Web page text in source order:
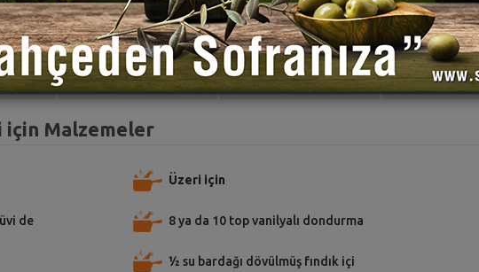
TARİFE PUAN VER TARİFİ PAYLAŞ TARİFİ
için Malzemeler
de
Üzeri için
8 ya da 10 top vanilyalı dondurma
½ su bardağı dövülmüş fındık içi